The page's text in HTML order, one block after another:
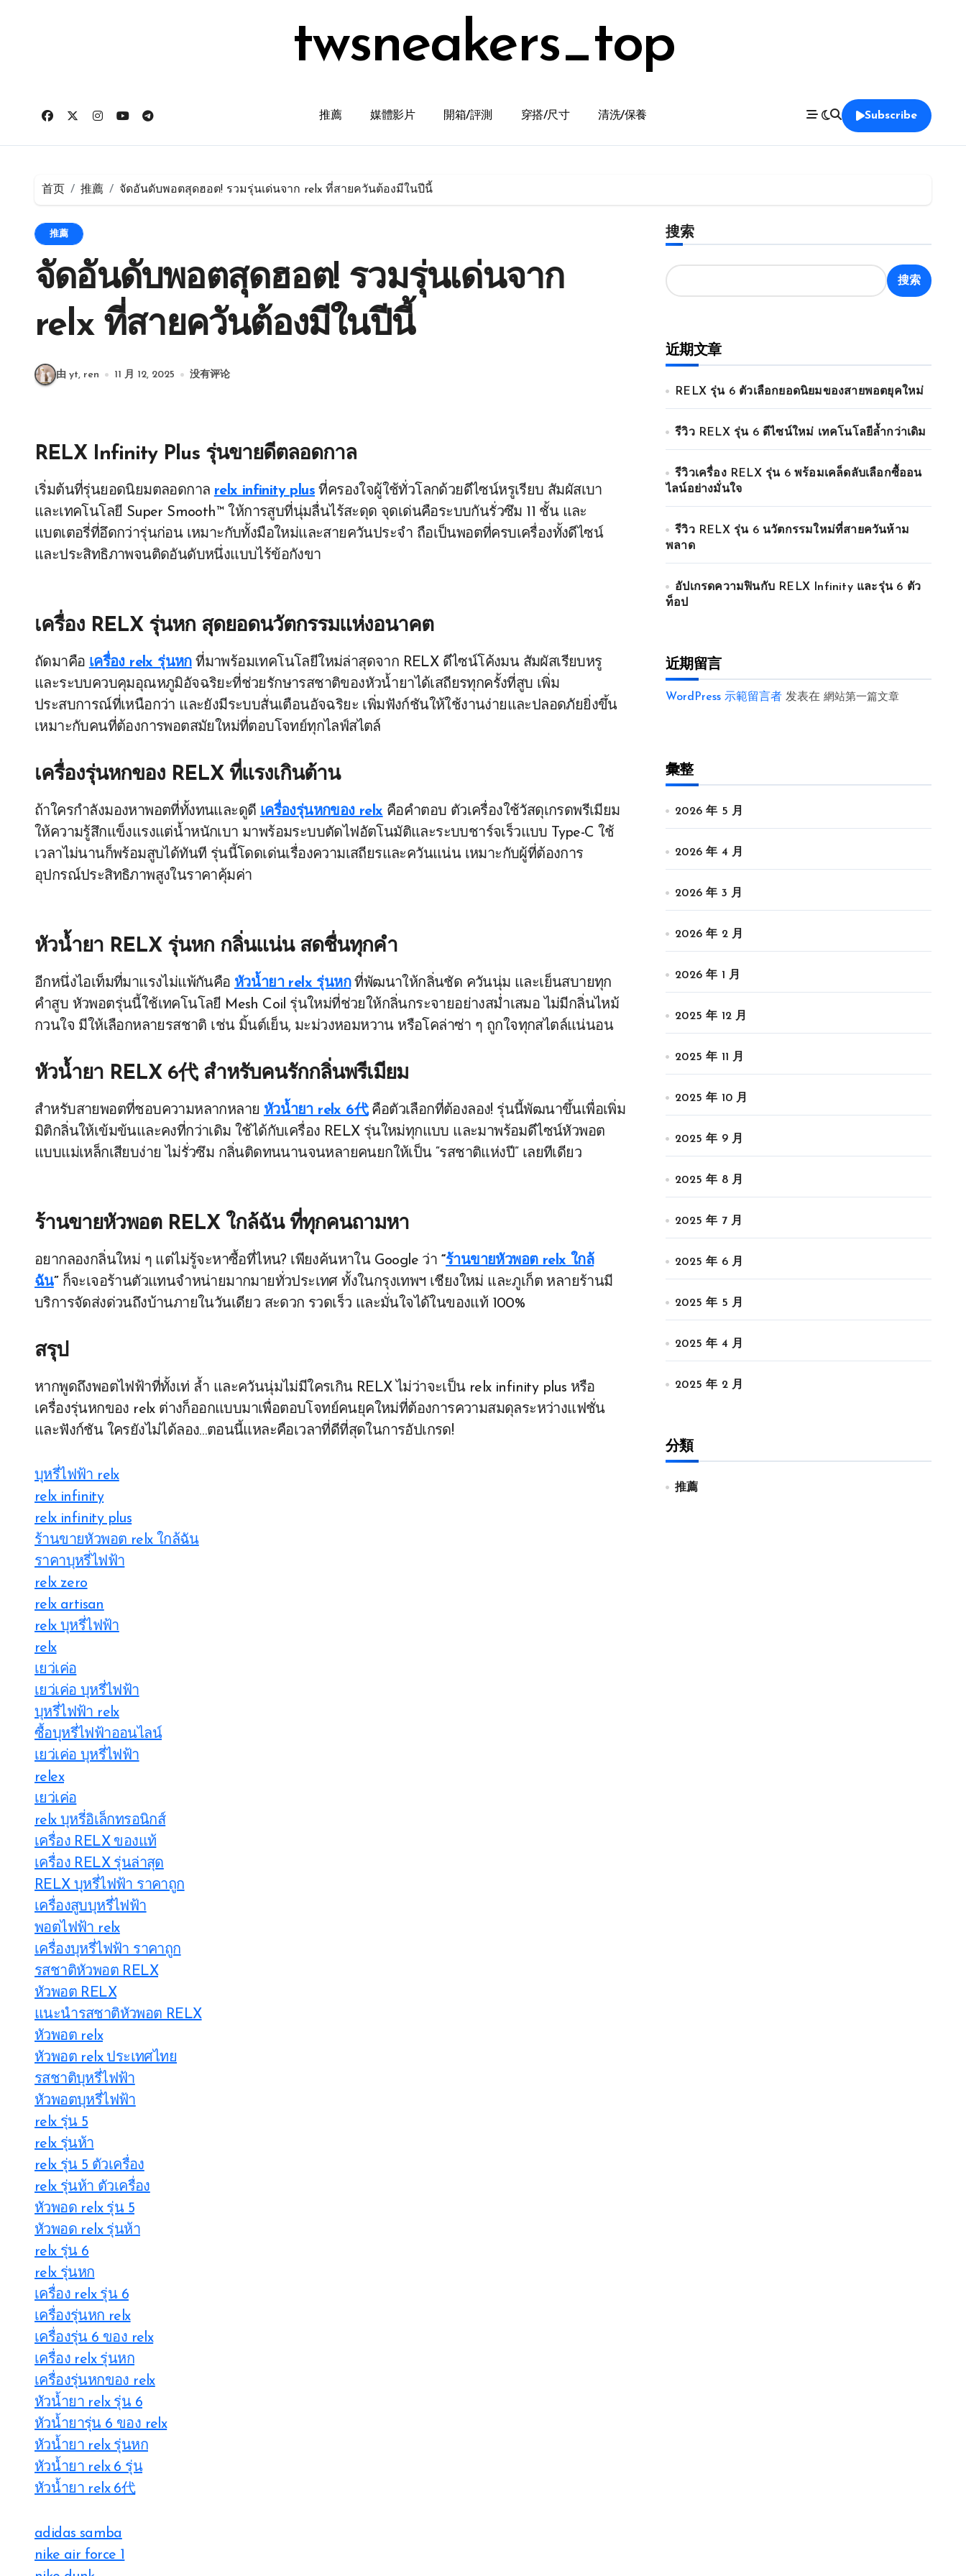
twsneakers_top
推薦 媒體影片 開箱/評測 穿搭/尺寸 清洗/保養 Subscribe
首页 推薦 จัดอันดับพอตสุดฮอต! รวมรุ่นเด่นจาก relx ที่สายควันต้องมีในปีนี้
推薦
จัดอันดับพอตสุดฮอต! รวมรุ่นเด่นจาก
relx ที่สายควันต้องมีในปีนี้
由 yt, ren 11 月 12, 2025 没有评论
RELX Infinity Plus รุ่นขายดีตลอดกาล
เริ่มต้นที่รุ่นยอดนิยมตลอดกาล relx infinity plus ที่ครองใจผู้ใช้ทั่วโลกด้วยดีไซน์หรูเรียบ สัมผัสเบา
และเทคโนโลยี Super Smooth™ ให้การสูบที่นุ่มลื่นไร้สะดุด จุดเด่นคือระบบกันรั่วซึม 11 ชั้น และ
แบตเตอรี่ที่อึดกว่ารุ่นก่อน เหมาะกับทั้งมือใหม่และสายควันประจำ ถือเป็นพอตที่ครบเครื่องทั้งดีไซน์
และประสิทธิภาพจนติดอันดับหนึ่งแบบไร้ข้อกังขา
เครื่อง RELX รุ่นหก สุดยอดนวัตกรรมแห่งอนาคต
ถัดมาคือ เครื่อง relx รุ่นหกที่มาพร้อมเทคโนโลยีใหม่ล่าสุดจาก RELX ดีไซน์โค้งมน สัมผัสเรียบหรู
และระบบควบคุมอุณหภูมิอัจฉริยะที่ช่วยรักษารสชาติของหัวน้ำยาได้เสถียรทุกครั้งที่สูบ เพิ่ม
ประสบการณ์ที่เหนือกว่า และยังมีระบบสั่นเตือนอัจฉริยะ เพิ่มฟังก์ชันให้ใช้งานง่ายและปลอดภัยยิ่งขึ้น
เหมาะกับคนที่ต้องการพอตสมัยใหม่ที่ตอบโจทย์ทุกไลฟ์สไตล์
เครื่องรุ่นหกของ RELX ที่แรงเกินต้าน
ถ้าใครกำลังมองหาพอตที่ทั้งทนและดูดี เครื่องรุ่นหกของ relx คือคำตอบ ตัวเครื่องใช้วัสดุเกรดพรีเมียม
ให้ความรู้สึกแข็งแรงแต่น้ำหนักเบา มาพร้อมระบบตัดไฟอัตโนมัติและระบบชาร์จเร็วแบบ Type-C ใช้
เวลาไม่นานก็พร้อมสูบได้ทันที รุ่นนี้โดดเด่นเรื่องความเสถียรและควันแน่น เหมาะกับผู้ที่ต้องการ
อุปกรณ์ประสิทธิภาพสูงในราคาคุ้มค่า
หัวน้ำยา RELX รุ่นหก กลิ่นแน่น สดชื่นทุกคำ
อีกหนึ่งไอเท็มที่มาแรงไม่แพ้กันคือ หัวน้ำยา relx รุ่นหกที่พัฒนาให้กลิ่นชัด ควันนุ่ม และเย็นสบายทุก
คำสูบ หัวพอตรุ่นนี้ใช้เทคโนโลยี Mesh Coil รุ่นใหม่ที่ช่วยให้กลิ่นกระจายอย่างสม่ำเสมอ ไม่มีกลิ่นไหม้
กวนใจ มีให้เลือกหลายรสชาติ เช่น มิ้นต์เย็น, มะม่วงหอมหวาน หรือโคล่าซ่า ๆ ถูกใจทุกสไตล์แน่นอน
หัวน้ำยา RELX 6代 สำหรับคนรักกลิ่นพรีเมียม
สำหรับสายพอตที่ชอบความหลากหลาย หัวน้ำยา relx 6代คือตัวเลือกที่ต้องลอง! รุ่นนี้พัฒนาขึ้นเพื่อเพิ่ม
มิติกลิ่นให้เข้มข้นและคงที่กว่าเดิม ใช้ได้กับเครื่อง RELX รุ่นใหม่ทุกแบบ และมาพร้อมดีไซน์หัวพอต
แบบแม่เหล็กเสียบง่าย ไม่รั่วซึม กลิ่นติดทนนานจนหลายคนยกให้เป็น “รสชาติแห่งปี” เลยทีเดียว
ร้านขายหัวพอต RELX ใกล้ฉัน ที่ทุกคนถามหา
อยากลองกลิ่นใหม่ ๆ แต่ไม่รู้จะหาซื้อที่ไหน? เพียงค้นหาใน Google ว่า “ร้านขายหัวพอต relx ใกล้
ฉัน” ก็จะเจอร้านตัวแทนจำหน่ายมากมายทั่วประเทศ ทั้งในกรุงเทพฯ เชียงใหม่ และภูเก็ต หลายร้านมี
บริการจัดส่งด่วนถึงบ้านภายในวันเดียว สะดวก รวดเร็ว และมั่นใจได้ในของแท้ 100%
สรุป
หากพูดถึงพอตไฟฟ้าที่ทั้งเท่ ล้ำ และควันนุ่มไม่มีใครเกิน RELX ไม่ว่าจะเป็น relx infinity plus หรือ
เครื่องรุ่นหกของ relx ต่างก็ออกแบบมาเพื่อตอบโจทย์คนยุคใหม่ที่ต้องการความสมดุลระหว่างแฟชั่น
และฟังก์ชัน ใครยังไม่ได้ลอง…ตอนนี้แหละคือเวลาที่ดีที่สุดในการอัปเกรด!
บุหรี่ไฟฟ้า relx
relx infinity
relx infinity plus
ร้านขายหัวพอต relx ใกล้ฉัน
ราคาบุหรี่ไฟฟ้า
relx zero
relx artisan
relx บุหรี่ไฟฟ้า
relx
เยว่เค่อ
เยว่เค่อ บุหรี่ไฟฟ้า
บุหรี่ไฟฟ้า relx
ซื้อบุหรี่ไฟฟ้าออนไลน์
เยว่เค่อ บุหรี่ไฟฟ้า
relex
เยว่เค่อ
relx บุหรี่อิเล็กทรอนิกส์
เครื่อง RELX ของแท้
เครื่อง RELX รุ่นล่าสุด
RELX บุหรี่ไฟฟ้า ราคาถูก
เครื่องสูบบุหรี่ไฟฟ้า
พอตไฟฟ้า relx
เครื่องบุหรี่ไฟฟ้า ราคาถูก
รสชาติหัวพอต RELX
หัวพอต RELX
แนะนำรสชาติหัวพอต RELX
หัวพอต relx
หัวพอต relx ประเทศไทย
รสชาติบุหรี่ไฟฟ้า
หัวพอตบุหรี่ไฟฟ้า
relx รุ่น 5
relx รุ่นห้า
relx รุ่น 5 ตัวเครื่อง
relx รุ่นห้า ตัวเครื่อง
หัวพอด relx รุ่น 5
หัวพอด relx รุ่นห้า
relx รุ่น 6
relx รุ่นหก
เครื่อง relx รุ่น 6
เครื่องรุ่นหก relx
เครื่องรุ่น 6 ของ relx
เครื่อง relx รุ่นหก
เครื่องรุ่นหกของ relx
หัวน้ำยา relx รุ่น 6
หัวน้ำยารุ่น 6 ของ relx
หัวน้ำยา relx รุ่นหก
หัวน้ำยา relx 6 รุ่น
หัวน้ำยา relx 6代
adidas samba
nike air force 1
搜索
搜索
近期文章
RELX รุ่น 6 ตัวเลือกยอดนิยมของสายพอตยุคใหม่
รีวิว RELX รุ่น 6 ดีไซน์ใหม่ เทคโนโลยีล้ำกว่าเดิม
รีวิวเครื่อง RELX รุ่น 6 พร้อมเคล็ดลับเลือกซื้ออน
ไลน์อย่างมั่นใจ
รีวิว RELX รุ่น 6 นวัตกรรมใหม่ที่สายควันห้าม
พลาด
อัปเกรดความฟินกับ RELX Infinity และรุ่น 6 ตัว
ท็อป
近期留言
WordPress 示範留言者 发表在 網站第一篇文章
彙整
2026 年 5 月
2026 年 4 月
2026 年 3 月
2026 年 2 月
2026 年 1 月
2025 年 12 月
2025 年 11 月
2025 年 10 月
2025 年 9 月
2025 年 8 月
2025 年 7 月
2025 年 6 月
2025 年 5 月
2025 年 4 月
2025 年 2 月
分類
推薦